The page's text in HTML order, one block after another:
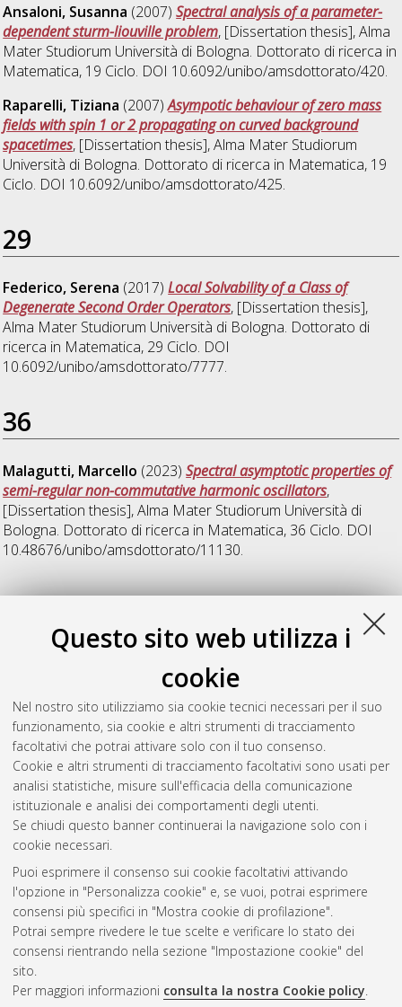
Questo sito web utilizza i
cookie
Nel nostro sito utilizziamo sia cookie tecnici necessari per il suo
funzionamento, sia cookie e altri strumenti di tracciamento
facoltativi che potrai attivare solo con il tuo consenso.
Cookie e altri strumenti di tracciamento facoltativi sono usati per
analisi statistiche, misure sull'efficacia della comunicazione
istituzionale e analisi dei comportamenti degli utenti.
Se chiudi questo banner continuerai la navigazione solo con i
cookie necessari.
Puoi esprimere il consenso sui cookie facoltativi attivando
l'opzione in "Personalizza cookie" e, se vuoi, potrai esprimere
consensi più specifici in "Mostra cookie di profilazione".
Potrai sempre rivedere le tue scelte e verificare lo stato dei
consensi rientrando nella sezione "Impostazione cookie" del
sito.
Per maggiori informazioni consulta la nostra Cookie policy.
Ansaloni, Susanna (2007)Spectral analysis of a parameter-
dependent sturm-liouville problem, [Dissertation thesis], Alma
Mater Studiorum Università di Bologna. Dottorato di ricerca in
Matematica, 19 Ciclo. DOI 10.6092/unibo/amsdottorato/420.
Raparelli, Tiziana (2007)Asympotic behaviour of zero mass
fields with spin 1 or 2 propagating on curved background
spacetimes, [Dissertation thesis], Alma Mater Studiorum
Università di Bologna. Dottorato di ricerca in Matematica, 19
Ciclo. DOI 10.6092/unibo/amsdottorato/425.
29
Federico, Serena (2017)Local Solvability of a Class of
Degenerate Second Order Operators, [Dissertation thesis],
Alma Mater Studiorum Università di Bologna. Dottorato di
ricerca in Matematica, 29 Ciclo. DOI
10.6092/unibo/amsdottorato/7777.
36
Malagutti, Marcello (2023)Spectral asymptotic properties of
semi-regular non-commutative harmonic oscillators,
[Dissertation thesis], Alma Mater Studiorum Università di
Bologna. Dottorato di ricerca in Matematica, 36 Ciclo. DOI
10.48676/unibo/amsdottorato/11130.
38
Tramontana, Davide (2025)
Diffusion of regularity and
propagation of isotropic singularities induced by quadratic
, [Dissertation thesis], Alma Mater
Studiorum Università di Bologna. Dottorato di ricerca in
Matematica, 38 Ciclo. DOI
10.48676/unibo/amsdottorato/12547.
Questa lista e' stata generata ilFri Aug 7 20:47:48 2026 CEST
Atom
Rss 1.0
Rss 2.0
ISSN: 2038-7946